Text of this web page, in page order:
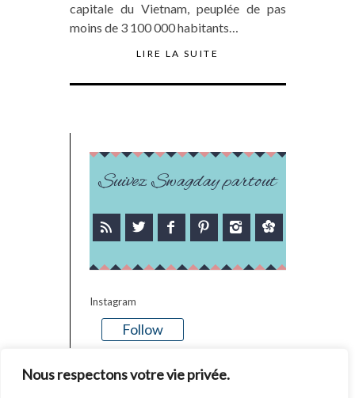
Nous respectons votre vie privée.
capitale du Vietnam, peuplée de pas
moins de 3 100 000 habitants…
LIRE LA SUITE
Suivez Swagday partout
Instagram
Follow